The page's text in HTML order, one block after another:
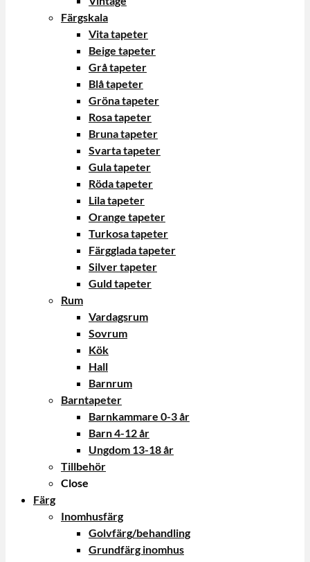
Färgskala
Vita tapeter
Beige tapeter
Grå tapeter
Blå tapeter
Gröna tapeter
Rosa tapeter
Bruna tapeter
Svarta tapeter
Gula tapeter
Röda tapeter
Lila tapeter
Orange tapeter
Turkosa tapeter
Färgglada tapeter
Silver tapeter
Guld tapeter
Rum
Vardagsrum
Sovrum
Kök
Hall
Barnrum
Barntapeter
Barnkammare 0-3 år
Barn 4-12 år
Ungdom 13-18 år
Tillbehör
Close
Färg
Inomhusfärg
Golvfärg/behandling
Grundfärg inomhus